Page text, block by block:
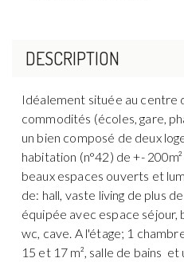
DESCRIPTION
Idéalement située au centre
commodités (écoles, gare,
un bien composé de deux
habitation (n°42) de +-
beaux espaces ouverts et
de: hall, vaste living de plus
équipée avec espace séjour,
wc, cave. A l'étage; 1
15 et 17 m², salle de bains